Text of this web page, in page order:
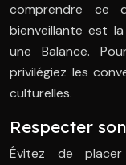
comprendre ce
bienveillante est
une Balance.
privilégiez les
culturelles.
Respecter
Évitez de